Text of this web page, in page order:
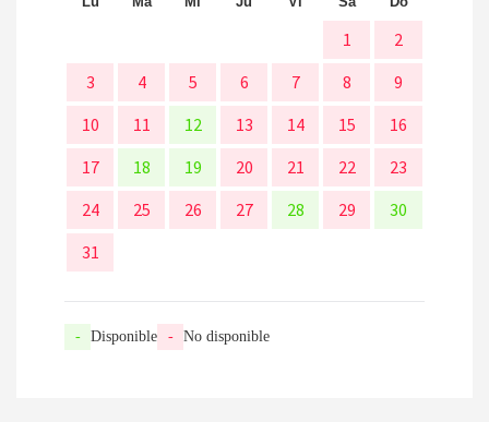
1
2
3
4 5 6 7 8
9
10
11 12 13 14 15
16
17
18 19 20 21 22
23
24
25 26 27 28 29
30
31
- Disponible - No disponible